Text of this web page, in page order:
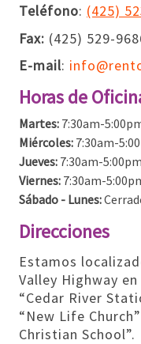
Teléfono: (425)
Fax: (425) 529-
E-mail:
Horas de
Martes: 7:30am-
Miércoles: 7:30am-
Jueves: 7:30am-5:00pm
Viernes: 7:30am-
Sábado - Lunes:
Direcciones
Estamos
Valley Highway
“Cedar River
“New Life
Christian School”.